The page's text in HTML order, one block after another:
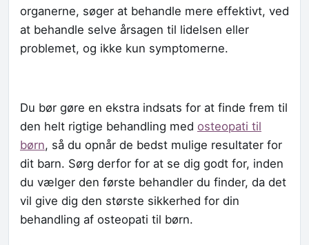
organerne, søger at behandle mere effektivt, ved
at behandle selve årsagen til lidelsen eller
problemet, og ikke kun symptomerne.
Du bør gøre en ekstra indsats for at finde frem til
den helt rigtige behandling med osteopati til
børn, så du opnår de bedst mulige resultater for
dit barn. Sørg derfor for at se dig godt for, inden
du vælger den første behandler du finder, da det
vil give dig den største sikkerhed for din
behandling af osteopati til børn.